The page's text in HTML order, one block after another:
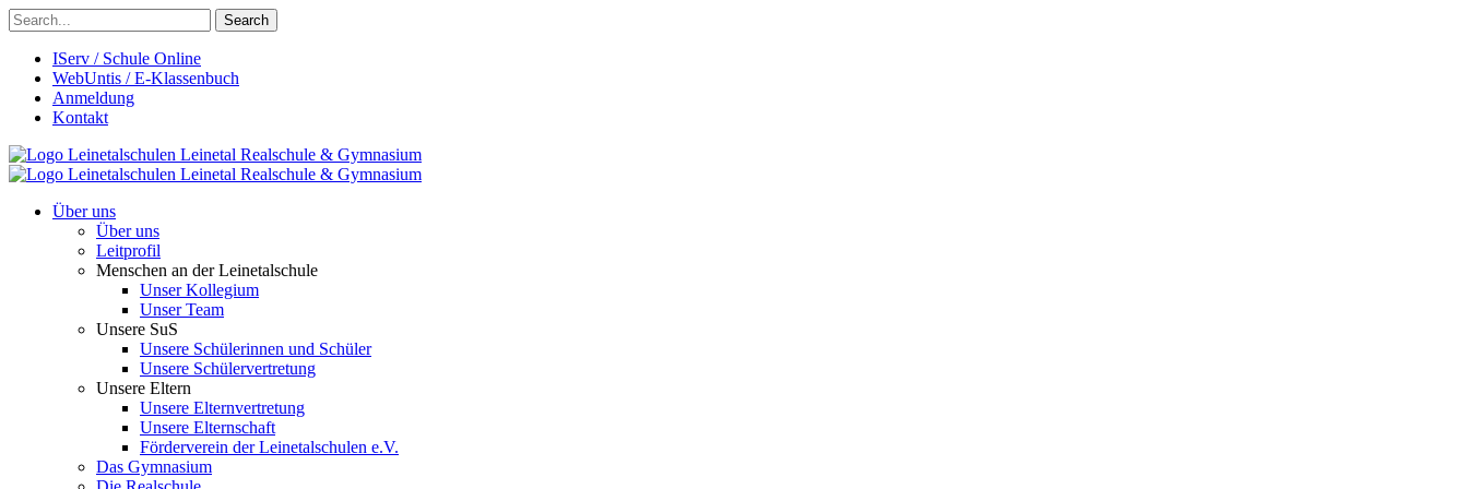
Search
IServ / Schule Online
WebUntis / E-Klassenbuch
Anmeldung
Kontakt
Leinetalschulen Leinetal Realschule & Gymnasium
Leinetalschulen Leinetal Realschule & Gymnasium
Über uns
Über uns
Leitprofil
Menschen an der Leinetalschule
Unser Kollegium
Unser Team
Unsere SuS
Unsere Schülerinnen und Schüler
Unsere Schülervertretung
Unsere Eltern
Unsere Elternvertretung
Unsere Elternschaft
Förderverein der Leinetalschulen e.V.
Das Gymnasium